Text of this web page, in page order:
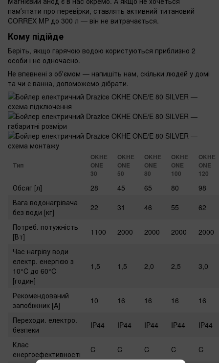
памʼятати про перевірки, ставлять активний титановий
CORREX MP до 300 л — він не витрачається.
Кому підійде
Беріть, якщо гарячою водою користуються приблизно 2
особи і не одночасно.
Не впевнені з обʼємом — напишіть нам, скільки людей у домі
та чи є ванна, допоможемо дібрати.
Тип
OKHE
ONE
30
OKHE
ONE
50
OKHE
ONE
80
OKHE
ONE
100
OKHE
ONE
120
Обсяг [л] 28 45 65 80
98
Вага водонагрівача
без води [кг]
22 31 46 55
62
Потреб. потужність
[Вт]
1100 2000 2000 2000
2000
Час нагріву води
електр. енергією з
10°C до 60°C
[годин]
1,5 1,5 2,0 2,5 3,0
Рекомендований
запобіжник [A]
10 16 16 16
16
Переходи. електро.
безпеки
IP44 IP44 IP44 IP44
IP44
Клас
енергоефективності
C C C C C